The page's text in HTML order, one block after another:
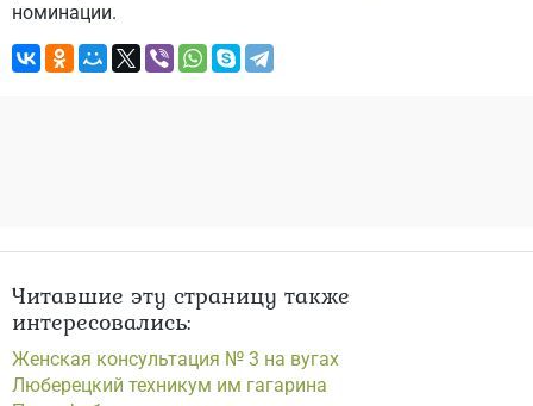
номинации.
Читавшие эту страницу также
интересовались:
Женская консультация № 3 на вугах
Люберецкий техникум им гагарина